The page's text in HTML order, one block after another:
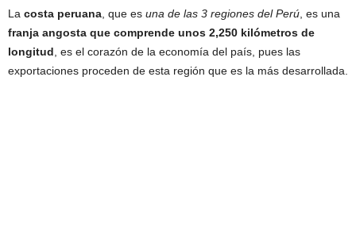
La costa peruana , que es una de las 3 regiones del Perú , es una
franja angosta que comprende unos 2,250 kilómetros de
longitud , es el corazón de la economía del país, pues las
exportaciones proceden de esta región que es la más desarrollada.